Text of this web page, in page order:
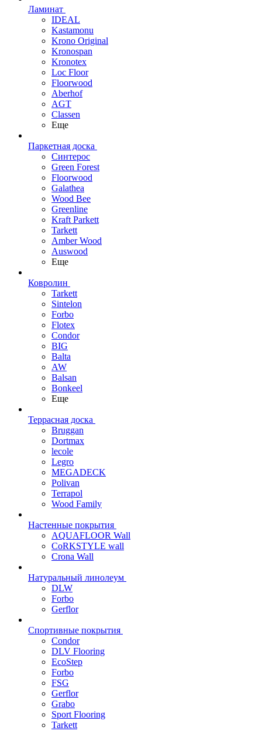
Ламинат
IDEAL
Kastamonu
Krono Original
Kronospan
Kronotex
Loc Floor
Floorwood
Aberhof
AGT
Classen
Еще
Паркетная доска
Синтерос
Green Forest
Floorwood
Galathea
Wood Bee
Greenline
Kraft Parkett
Tarkett
Amber Wood
Auswood
Еще
Ковролин
Tarkett
Sintelon
Forbo
Flotex
Condor
BIG
Balta
AW
Balsan
Bonkeel
Еще
Террасная доска
Bruggan
Dortmax
lecole
Legro
MEGADECK
Polivan
Terrapol
Wood Family
Настенные покрытия
AQUAFLOOR Wall
CoRKSTYLE wall
Crona Wall
Натуральный линолеум
DLW
Forbo
Gerflor
Спортивные покрытия
Condor
DLV Flooring
EcoStep
Forbo
FSG
Gerflor
Grabo
Sport Flooring
Tarkett